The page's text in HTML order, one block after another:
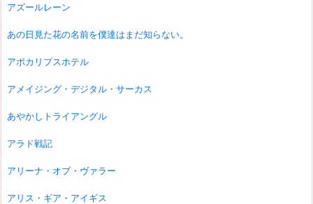
アズールレーン
あの日見た花の名前を僕達はまだ知らない。
アポカリプスホテル
アメイジング・デジタル・サーカス
あやかしトライアングル
アラド戦記
アリーナ・オブ・ヴァラー
アリス・ギア・アイギス